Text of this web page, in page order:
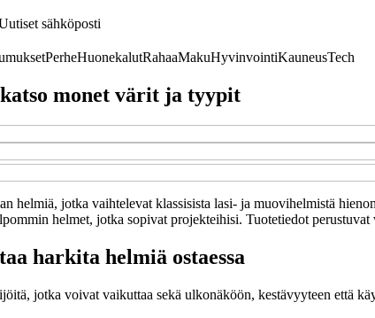
sähköposti
PerheHuonekalutRahaaMakuHyvinvointiKauneusTech
monet värit ja tyypit
helmiä, jotka vaihtelevat klassisista lasi- ja muovihelmistä
helmet, jotka sopivat projekteihisi. Tuotetiedot
harkita helmiä ostaessa
jotka voivat vaikuttaa sekä ulkonäköön, kestävyyteen että